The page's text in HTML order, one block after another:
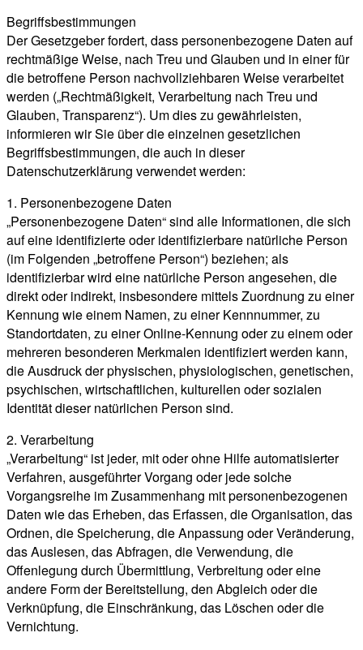
Begriffsbestimmungen
Der Gesetzgeber fordert, dass personenbezogene Daten auf
rechtmäßige Weise, nach Treu und Glauben und in einer für
die betroffene Person nachvollziehbaren Weise verarbeitet
werden („Rechtmäßigkeit, Verarbeitung nach Treu und
Glauben, Transparenz“). Um dies zu gewährleisten,
informieren wir Sie über die einzelnen gesetzlichen
Begriffsbestimmungen, die auch in dieser
Datenschutzerklärung verwendet werden:
1. Personenbezogene Daten
„Personenbezogene Daten“ sind alle Informationen, die sich
auf eine identifizierte oder identifizierbare natürliche Person
(im Folgenden „betroffene Person“) beziehen; als
identifizierbar wird eine natürliche Person angesehen, die
direkt oder indirekt, insbesondere mittels Zuordnung zu einer
Kennung wie einem Namen, zu einer Kennnummer, zu
Standortdaten, zu einer Online-Kennung oder zu einem oder
mehreren besonderen Merkmalen identifiziert werden kann,
die Ausdruck der physischen, physiologischen, genetischen,
psychischen, wirtschaftlichen, kulturellen oder sozialen
Identität dieser natürlichen Person sind.
2. Verarbeitung
„Verarbeitung“ ist jeder, mit oder ohne Hilfe automatisierter
Verfahren, ausgeführter Vorgang oder jede solche
Vorgangsreihe im Zusammenhang mit personenbezogenen
Daten wie das Erheben, das Erfassen, die Organisation, das
Ordnen, die Speicherung, die Anpassung oder Veränderung,
das Auslesen, das Abfragen, die Verwendung, die
Offenlegung durch Übermittlung, Verbreitung oder eine
andere Form der Bereitstellung, den Abgleich oder die
Verknüpfung, die Einschränkung, das Löschen oder die
Vernichtung.